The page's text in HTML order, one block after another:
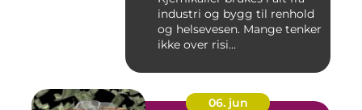
industri og bygg til renhold
og helsevesen. Mange tenker
ikke over risi...
06. jun